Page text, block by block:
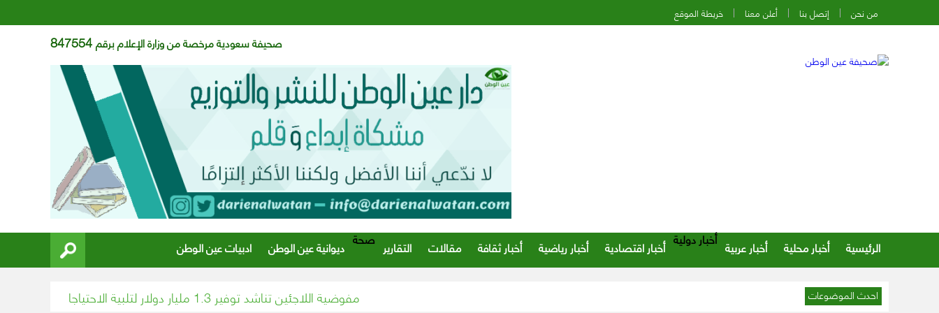
من نحن إتصل بنا أعلن معنا خريطة الموقع
صحيفة سعودية مرخصة من وزارة الإعلام برقم847554
الرئيسية أخبار محلية أخبار عربية أخبار دولية أخبار اقتصادية أخبار رياضية أخبار ثقافة مقالات التقارير صحة ديوانية عين الوطن ادبيات عين الوطن
احدث الموضوعات مفوضية اللاجئين تناشد توفير 1.3 مليار دولار لتلبية الاحتياجات الإنسانية للاجئين في جنوب السودان